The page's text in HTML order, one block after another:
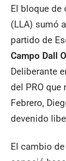
El bloque de
(LLA) sumó
partido de
Campo Dall
Deliberante
del PRO
Febrero,
devenido
El cambio